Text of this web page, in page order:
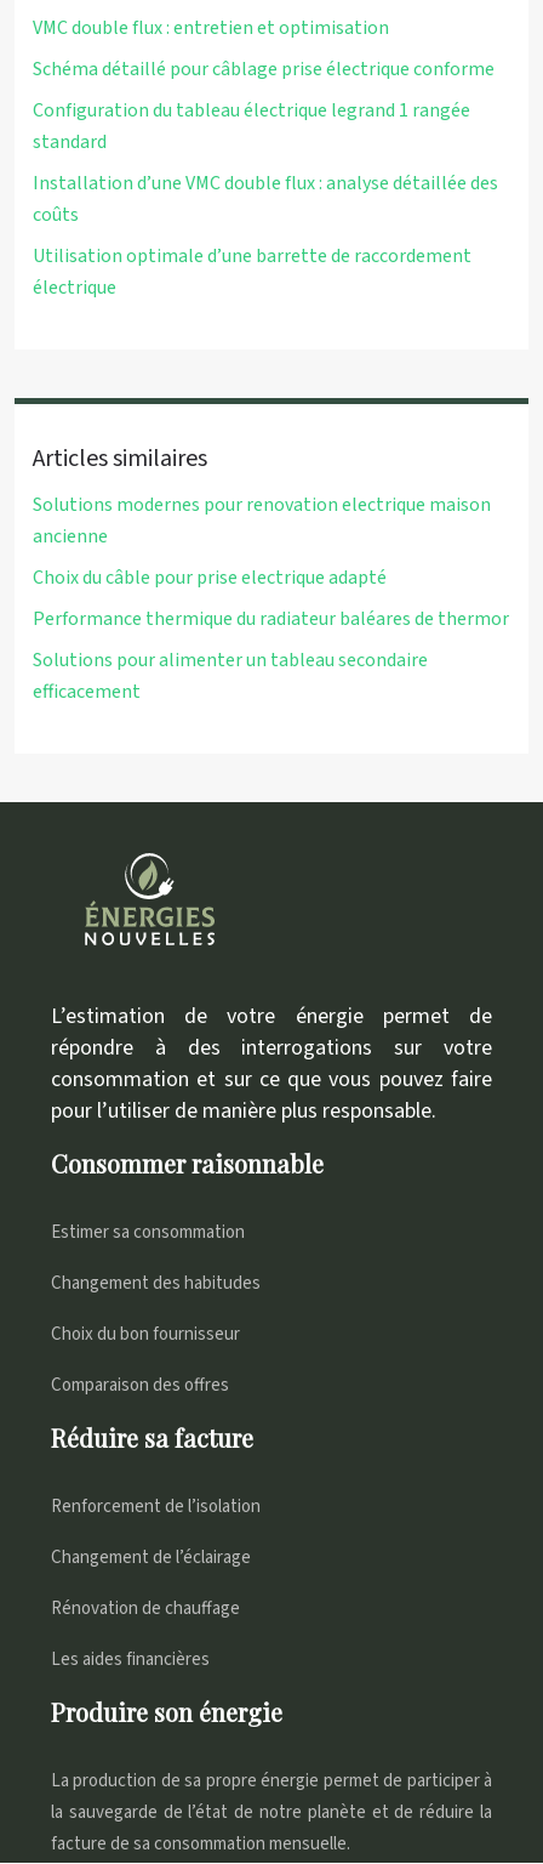
VMC double flux : entretien et optimisation
Schéma détaillé pour câblage prise électrique conforme
Configuration du tableau électrique legrand 1 rangée
standard
Installation d’une VMC double flux : analyse détaillée des
coûts
Utilisation optimale d’une barrette de raccordement
électrique
Articles similaires
Solutions modernes pour renovation electrique maison
ancienne
Choix du câble pour prise electrique adapté
Performance thermique du radiateur baléares de thermor
Solutions pour alimenter un tableau secondaire
efficacement
L’estimation de votre énergie permet de
répondre à des interrogations sur votre
consommation et sur ce que vous pouvez faire
pour l’utiliser de manière plus responsable.
Consommer raisonnable
Estimer sa consommation
Changement des habitudes
Choix du bon fournisseur
Comparaison des offres
Réduire sa facture
Renforcement de l’isolation
Changement de l’éclairage
Rénovation de chauffage
Les aides financières
Produire son énergie
La production de sa propre énergie permet de participer à
la sauvegarde de l’état de notre planète et de réduire la
facture de sa consommation mensuelle.